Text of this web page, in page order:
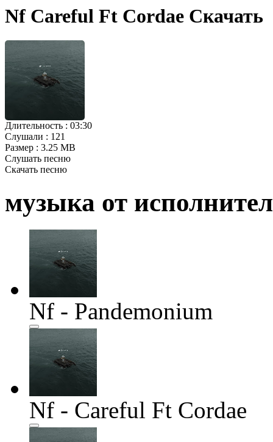
Nf Careful Ft Cordae Скачать
Длительность : 03:30
Слушали : 121
Размер : 3.25 MB
Слушать песню
Скачать песню
музыка от
Nf - Pandemonium
Nf - Careful Ft Cordae